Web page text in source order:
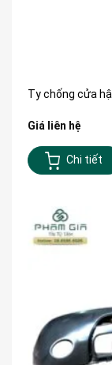
Ty chống cửa
Giá liên hệ
Chi tiết